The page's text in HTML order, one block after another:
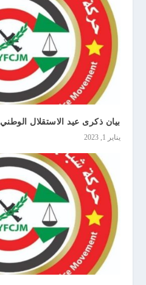
بيان ذكرى عيد الاستقلال الوطني
يناير 1, 2023